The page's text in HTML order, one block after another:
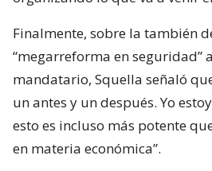
Finalmente, sobre la también
“megarreforma en seguridad”
mandatario, Squella señaló
un antes y un después. Yo
esto es incluso más potente
en materia económica”.